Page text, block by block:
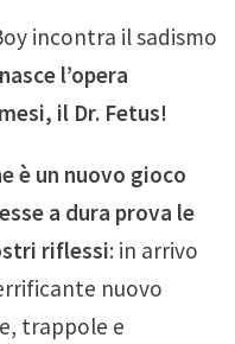
incontra il sadismo
nasce l’opera
il Dr. Fetus!
è un nuovo gioco
a dura prova le
riflessi: in arrivo
nuovo
trappole e